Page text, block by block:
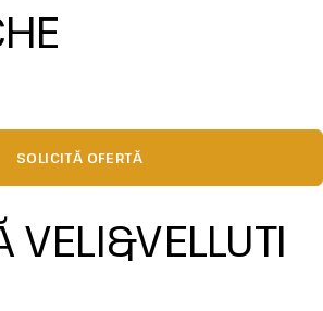
SOLICITĂ OFERTĂ
VELI&VELLUTI